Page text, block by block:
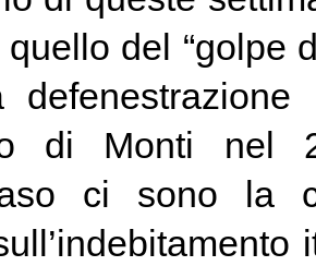
del “golpe
di Monti nel
ci sono la